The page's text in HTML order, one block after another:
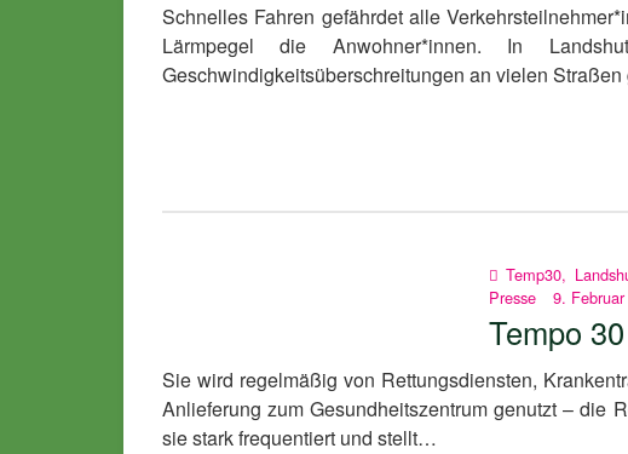
Schnelles Fahren gefährdet alle
Lärmpegel die Anwohner*innen. In
Geschwindigkeitsüberschreitungen an vielen
Temp30,
Presse
9.
Tempo
Sie wird regelmäßig von Rettungsdiensten,
Anlieferung zum Gesundheitszentrum genutzt – die
sie stark frequentiert und stellt…